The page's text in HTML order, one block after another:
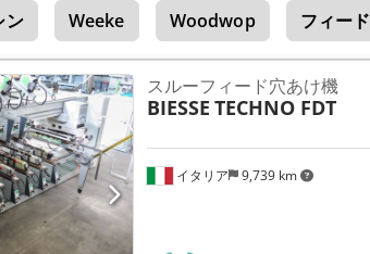
ン
Weeke Woodwop フィード
イタリア 9,739 km
スルーフィード穴あけ機
BIESSE TECHNO FDT